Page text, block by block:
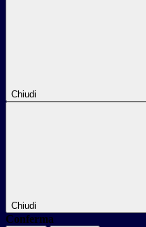
Chiudi
Chiudi
Conferma